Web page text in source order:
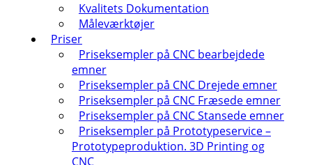
Kvalitets Dokumentation
Måleværktøjer
Priser
Priseksempler på CNC bearbejdede
emner
Priseksempler på CNC Drejede emner
Priseksempler på CNC Fræsede emner
Priseksempler på CNC Stansede emner
Priseksempler på Prototypeservice –
Prototypeproduktion. 3D Printing og
CNC